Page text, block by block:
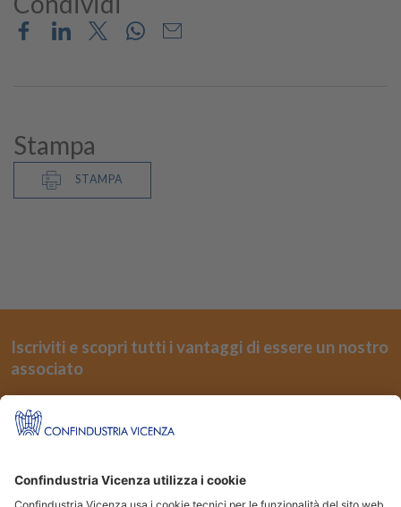
Stampa
STAMPA
Iscriviti e scopri tutti i vantaggi di essere un nostro
associato
Seguici su